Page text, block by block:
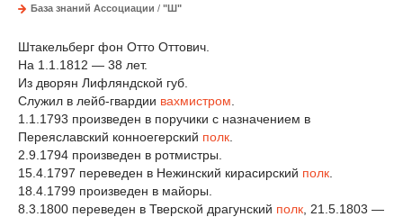
База знаний Ассоциации / "Ш"
Штакельберг фон Отто Оттович.
На 1.1.1812 — 38 лет.
Из дворян Лифляндской губ.
Служил в лейб-гвардии вахмистром
1.1.1793 произведен в поручики с назначением в
Переяславский конноегерский полк
2.9.1794 произведен в ротмистры.
15.4.1797 переведен в Нежинский кирасирский полк
18.4.1799 произведен в майоры.
8.3.1800 переведен в Тверской драгунский полк , 21.5.1803 —